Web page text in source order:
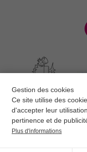
Gestion des cookies
Ce site utilise des
d'accepter leur
pertinence et de
Plus d'informations